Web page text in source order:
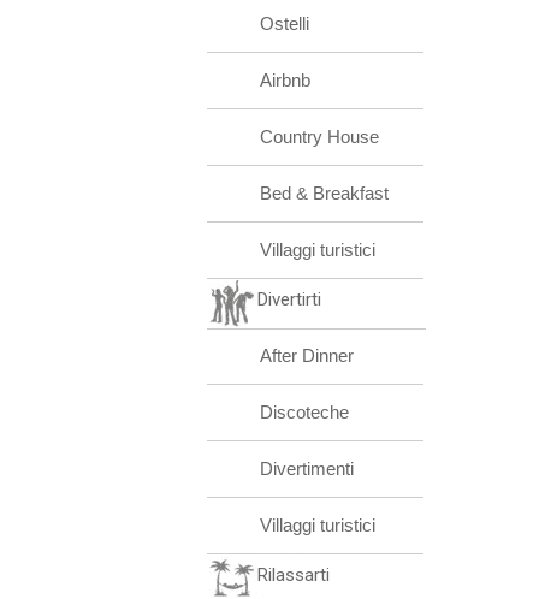
Ostelli
Airbnb
Country House
Bed & Breakfast
Villaggi turistici
Divertirti
After Dinner
Discoteche
Divertimenti
Villaggi turistici
Rilassarti